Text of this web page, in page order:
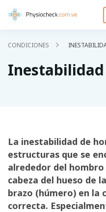
CONDICIONES
La inestabilidad de
estructuras que se
alrededor del
cabeza del hueso de
brazo (húmero) en la
correcta.